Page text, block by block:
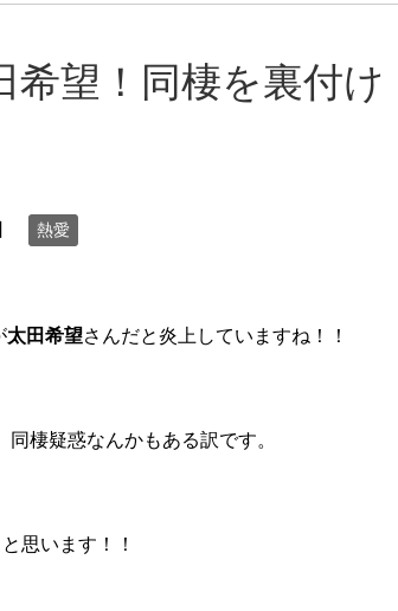
希望！同棲を裏付け
熱愛
太田希望さんだと炎上していますね！！
棲疑惑なんかもある訳です。
思います！！